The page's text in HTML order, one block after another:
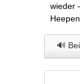
wieder
🔊